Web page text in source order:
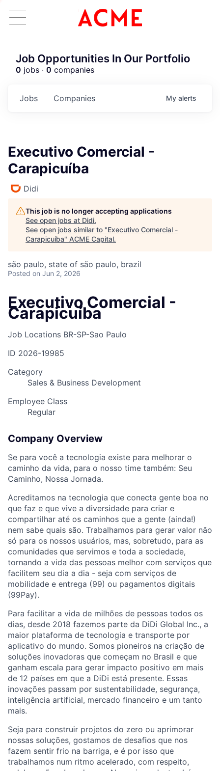
ACME Homepage
Job Opportunities In Our Portfolio
0 jobs · 0 companies
Jobs Companies My alerts
Executivo Comercial -
Carapicuíba
Didi
This job is no longer accepting applications
See open jobs at Didi.
See open jobs similar to "Executivo Comercial -
Carapicuíba" ACME Capital.
são paulo, state of são paulo, brazil
Posted on Jun 2, 2026
Executivo Comercial -
Carapicuíba
Job Locations BR-SP-Sao Paulo
ID 2026-19985
Category
Sales & Business Development
Employee Class
Regular
Company Overview
Se para você a tecnologia existe para melhorar o
caminho da vida, para o nosso time também: Seu
Caminho, Nossa Jornada.
Acreditamos na tecnologia que conecta gente boa no
que faz e que vive a diversidade para criar e
compartilhar até os caminhos que a gente (ainda!)
nem sabe quais são. Trabalhamos para gerar valor não
só para os nossos usuários, mas, sobretudo, para as
comunidades que servimos e toda a sociedade,
tornando a vida das pessoas melhor com serviços que
facilitem seu dia a dia - seja com serviços de
mobilidade e entrega (99) ou pagamentos digitais
(99Pay).
Para facilitar a vida de milhões de pessoas todos os
dias, desde 2018 fazemos parte da DiDi Global Inc., a
maior plataforma de tecnologia e transporte por
aplicativo do mundo. Somos pioneiros na criação de
soluções inovadoras que começam no Brasil e que
ganham escala para gerar impacto positivo em mais
de 12 países em que a DiDi está presente. Essas
inovações passam por sustentabilidade, segurança,
inteligência artificial, mercado financeiro e um tanto
mais.
Seja para construir projetos do zero ou aprimorar
nossas soluções, gostamos de desafios que nos
fazem sentir frio na barriga, e é por isso que
trabalhamos num ritmo acelerado, com respeito,